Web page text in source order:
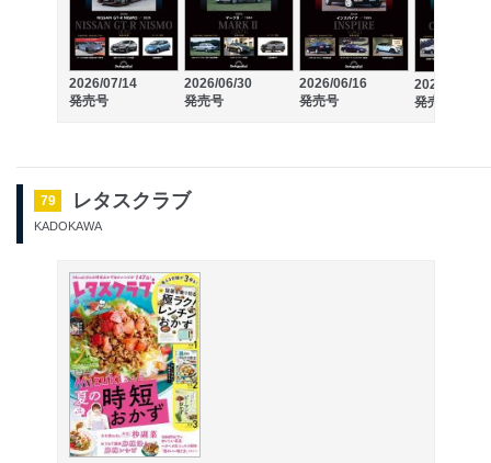
2026/07/14
発売号
2026/06/30
発売号
2026/06/16
発売号
2026/06/02
発売号
79 レタスクラブ
KADOKAWA